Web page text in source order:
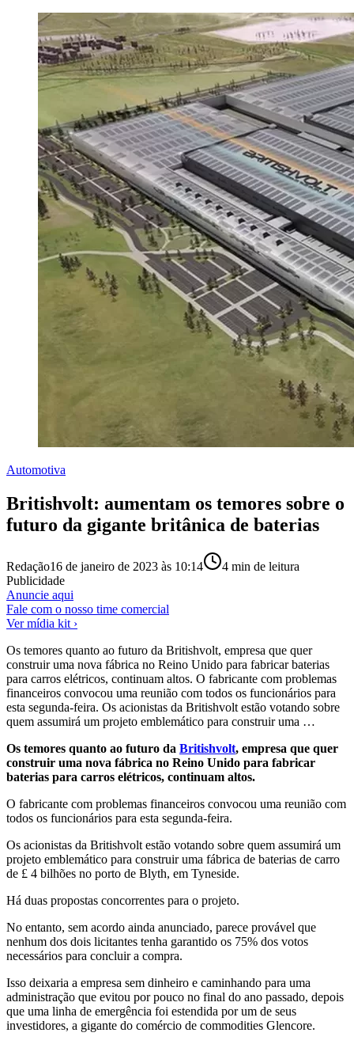
Automotiva
Britishvolt: aumentam os temores sobre o
futuro da gigante britânica de baterias
Redação16 de janeiro de 2023 às 10:14 4 min de leitura
Publicidade
Anuncie aqui
Fale com o nosso time comercial
Ver mídia kit ›
Os temores quanto ao futuro da Britishvolt, empresa que quer
construir uma nova fábrica no Reino Unido para fabricar baterias
para carros elétricos, continuam altos. O fabricante com problemas
financeiros convocou uma reunião com todos os funcionários para
esta segunda-feira. Os acionistas da Britishvolt estão votando sobre
quem assumirá um projeto emblemático para construir uma …
Os temores quanto ao futuro da Britishvolt, empresa que quer
construir uma nova fábrica no Reino Unido para fabricar
baterias para carros elétricos, continuam altos.
O fabricante com problemas financeiros convocou uma reunião com
todos os funcionários para esta segunda-feira.
Os acionistas da Britishvolt estão votando sobre quem assumirá um
projeto emblemático para construir uma fábrica de baterias de carro
de £ 4 bilhões no porto de Blyth, em Tyneside.
Há duas propostas concorrentes para o projeto.
No entanto, sem acordo ainda anunciado, parece provável que
nenhum dos dois licitantes tenha garantido os 75% dos votos
necessários para concluir a compra.
Isso deixaria a empresa sem dinheiro e caminhando para uma
administração que evitou por pouco no final do ano passado, depois
que uma linha de emergência foi estendida por um de seus
investidores, a gigante do comércio de commodities Glencore.